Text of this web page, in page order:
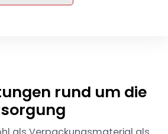
rund um die